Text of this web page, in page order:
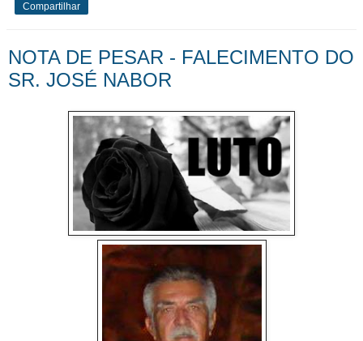
Compartilhar
NOTA DE PESAR - FALECIMENTO DO
SR. JOSÉ NABOR